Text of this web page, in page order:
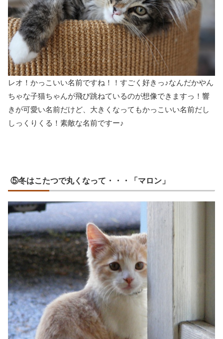
レオ！かっこいい名前ですね！！すごく好きっ♪なんだかやん
ちゃな子猫ちゃんが飛び跳ねているのが想像できますっ！響
きが可愛い名前だけど、大きくなってもかっこいい名前だし
しっくりくる！素敵な名前ですー♪
⑤冬はこたつで丸くなって・・・「マロン」